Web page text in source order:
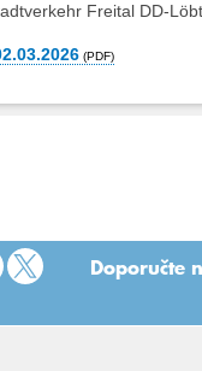
Freital DD-
Doporučte